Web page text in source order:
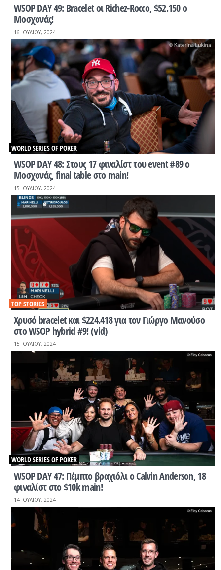
WSOP DAY 49: Bracelet oι Richez-Rocco, $52.150 o
Μοσχονάς!
16 ΙΟΥΛΊΟΥ, 2024
WSOP DAY 48: Στους 17 φιναλίστ του event #89 o
Μοσχονάς, final table στο main!
WORLD SERIES OF POKER
15 ΙΟΥΛΊΟΥ, 2024
Χρυσό bracelet και $224.418 για τον Γιώργο Μανούσο
στο WSOP hybrid #9! (vid)
TOP STORIES
15 ΙΟΥΛΊΟΥ, 2024
WSOP DAY 47: Πέμπτο βραχιόλι ο Calvin Anderson, 18
φιναλίστ στο $10k main!
WORLD SERIES OF POKER
14 ΙΟΥΛΊΟΥ, 2024